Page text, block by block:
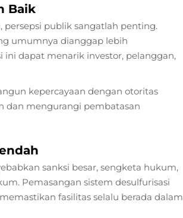
Baik
publik sangatlah penting.
umumnya dianggap lebih
dapat menarik investor, pelanggan,
kepercayaan dengan otoritas
dan mengurangi pembatasan
sanksi besar, sengketa hukum,
Pemasangan sistem desulfurisasi
fasilitas selalu berada dalam